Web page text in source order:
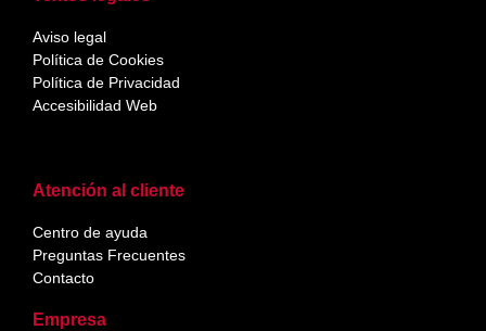
Atención al cliente
Centro de ayuda
Preguntas Frecuentes
Contacto
Empresa
Aviso legal
Política de Cookies
Política de Privacidad
Accesibilidad Web